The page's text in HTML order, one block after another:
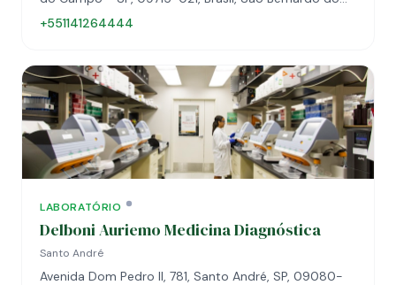
Campo, SP, 09715-021
+551141264444
LABORATÓRIO
Delboni Auriemo Medicina Diagnóstica
Santo André
Avenida Dom Pedro II, 781, Santo André, SP, 09080-